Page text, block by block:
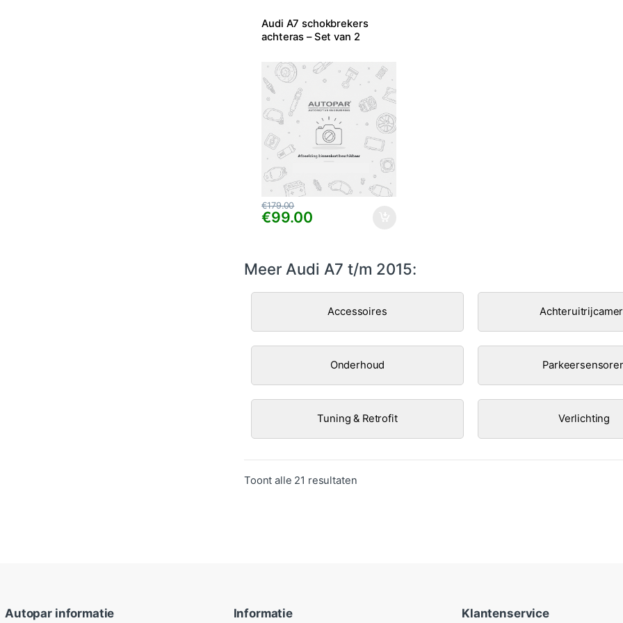
Audi A7 schokbrekers
achteras – Set van 2
€99.00
€179.00
Meer Audi A7 t/m 2015:
Accessoires
Onderhoud
Tuning & Retrofit Verlichting
Toont alle 21 resultatenGesorteerd op populariteit
Autopar informatie Informatie Klantenservice